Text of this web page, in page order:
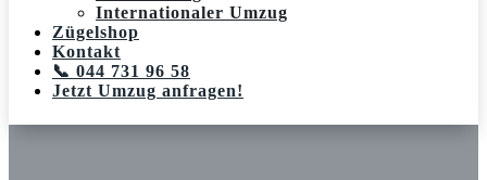
Internationaler Umzug
Zügelshop
Kontakt
📞 044 731 96 58
Jetzt Umzug anfragen!